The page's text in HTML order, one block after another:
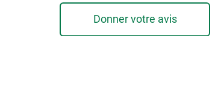
Donner votre avis